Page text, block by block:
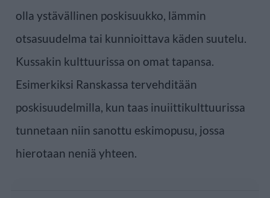
olla ystävällinen poskisuukko, lämmin
otsasuudelma tai kunnioittava käden suutelu.
Kussakin kulttuurissa on omat tapansa.
Esimerkiksi Ranskassa tervehditään
poskisuudelmilla, kun taas inuiittikulttuurissa
tunnetaan niin sanottu eskimopusu, jossa
hierotaan neniä yhteen.